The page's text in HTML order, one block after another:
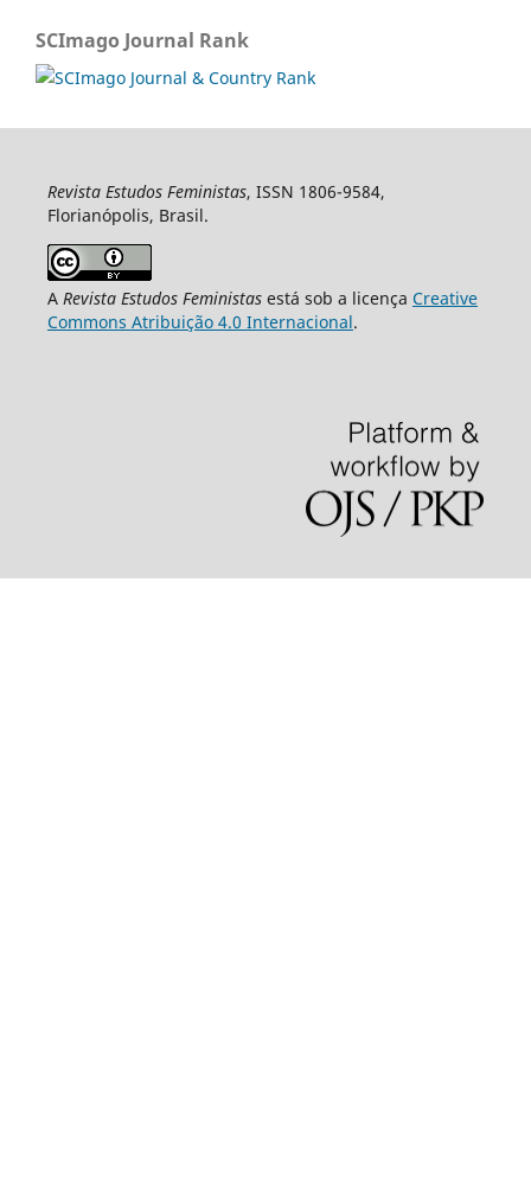
SCImago Journal Rank
Revista Estudos Feministas, ISSN 1806-9584,
Florianópolis, Brasil.
A Revista Estudos Feministasestá sob a licença Creative
Commons Atribuição 4.0 Internacional.